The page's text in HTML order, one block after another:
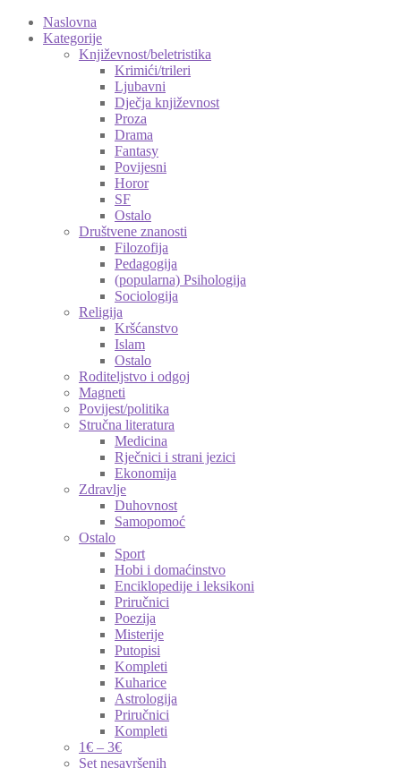
Naslovna
Kategorije
Književnost/beletristika
Krimići/trileri
Ljubavni
Dječja književnost
Proza
Drama
Fantasy
Povijesni
Horor
SF
Ostalo
Društvene znanosti
Filozofija
Pedagogija
(popularna) Psihologija
Sociologija
Religija
Kršćanstvo
Islam
Ostalo
Roditeljstvo i odgoj
Magneti
Povijest/politika
Stručna literatura
Medicina
Rječnici i strani jezici
Ekonomija
Zdravlje
Duhovnost
Samopomoć
Ostalo
Sport
Hobi i domaćinstvo
Enciklopedije i leksikoni
Priručnici
Poezija
Misterije
Putopisi
Kompleti
Kuharice
Astrologija
Priručnici
Kompleti
1€ – 3€
Set nesavršenih